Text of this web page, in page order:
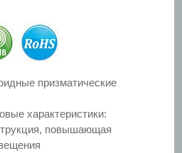
призматические
характеристики:
повышающая